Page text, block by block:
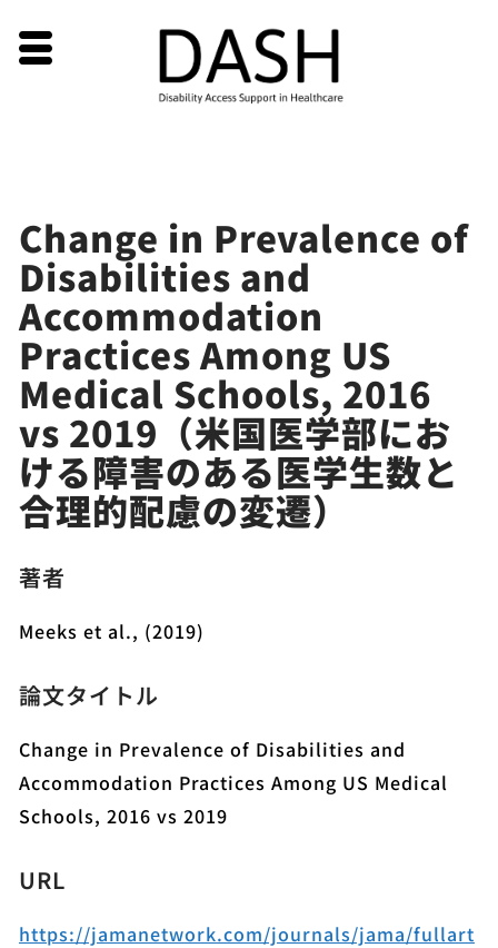
content
Change in Prevalence of
Disabilities and
Accommodation
Practices Among US
Medical Schools, 2016
vs 2019（米国医学部にお
ける障害のある医学生数と
合理的配慮の変遷）
著者
Meeks et al., (2019)
論文タイトル
Change in Prevalence of Disabilities and
Accommodation Practices Among US Medical
Schools, 2016 vs 2019
URL
https://jamanetwork.com/journals/jama/fullart